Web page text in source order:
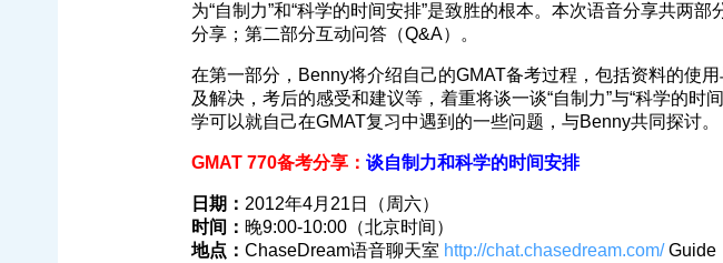
为“自制力”和“科学的时间安排”是致胜的根本。本次语音分享共两
分享；第二部分互动问答（Q&A）。
在第一部分，Benny将介绍自己的GMAT备考过程，包括资料的使
及解决，考后的感受和建议等，着重将谈一谈“自制力”与“科学的时
学可以就自己在GMAT复习中遇到的一些问题，与Benny共同探讨。
GMAT 770备考分享： 谈自制力和科学的时间安排
日期： 2012年4月21日（周六）
时间： 晚9:00-10:00（北京时间）
地点： ChaseDream语音聊天室 http://chat.chasedream.com/Guide